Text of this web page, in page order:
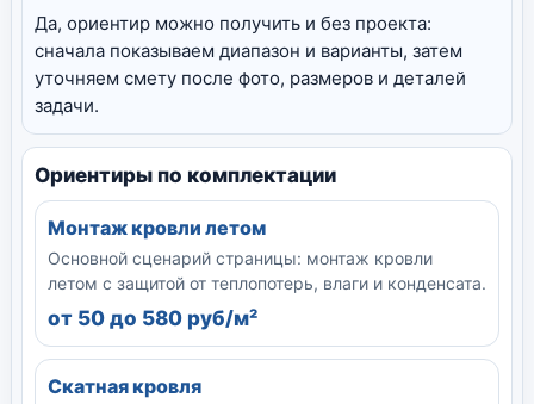
Да, ориентир можно получить и без проекта:
сначала показываем диапазон и варианты, затем
уточняем смету после фото, размеров и деталей
задачи.
Ориентиры по комплектации
Монтаж кровли летом
Основной сценарий страницы: монтаж кровли
летом с защитой от теплопотерь, влаги и конденсата.
от 50 до 580 руб/м²
Скатная кровля